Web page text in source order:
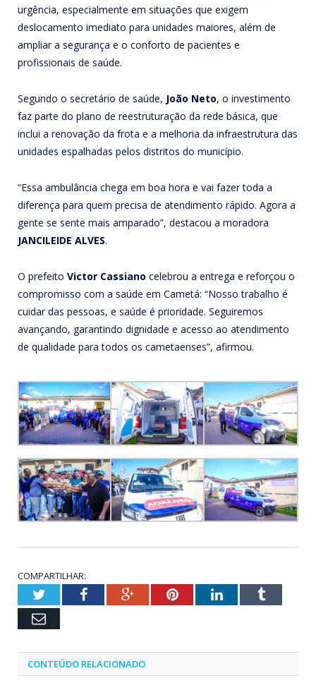
urgência, especialmente em situações que exigem
deslocamento imediato para unidades maiores, além de
ampliar a segurança e o conforto de pacientes e
profissionais de saúde.
Segundo o secretário de saúde, João Neto, o investimento
faz parte do plano de reestruturação da rede básica, que
inclui a renovação da frota e a melhoria da infraestrutura das
unidades espalhadas pelos distritos do município.
“Essa ambulância chega em boa hora e vai fazer toda a
diferença para quem precisa de atendimento rápido. Agora a
gente se sente mais amparado”, destacou a moradora
JANCILEIDE ALVES.
O prefeito Victor Cassiano celebrou a entrega e reforçou o
compromisso com a saúde em Cametá: “Nosso trabalho é
cuidar das pessoas, e saúde é prioridade. Seguiremos
avançando, garantindo dignidade e acesso ao atendimento
de qualidade para todos os cametaenses”, afirmou.
COMPARTILHAR:
TwitterFacebookGoogle+PinterestLinkedInTumblr
Email
CONTEÚDO RELACIONADO